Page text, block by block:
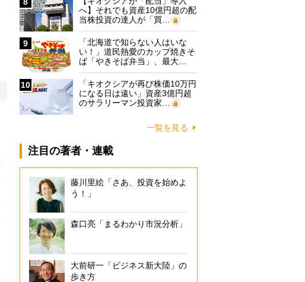
へ】それでも資産10億円超の配
当株投資の達人が「買…
9
「北海道で知らない人はいな
い！」道民熱愛のカップ焼きそ
ば「やきそば弁当」、最大…
10
「キオクシアが再び株価10万円
になる日は遠い」資産3億円超
のサラリーマン投資家…
一覧を見る
注目の著者・連載
藤川里絵「さあ、投資を始めよ
う！」
森口亮「まるわかり市況分析」
大前研一「ビジネス新大陸」の
歩き方